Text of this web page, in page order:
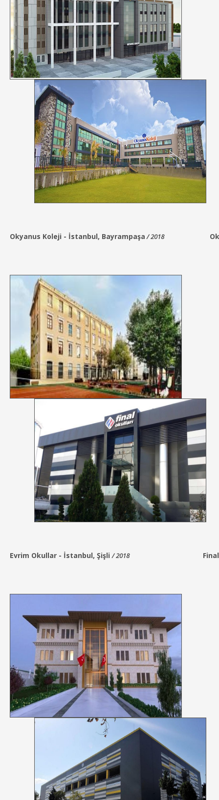
Okyanus Koleji - İstanbul, Bayrampaşa / 2018
Evrim Okullar - İstanbul, Şişli/ 2018